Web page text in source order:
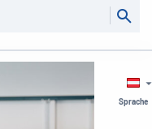
Sprache